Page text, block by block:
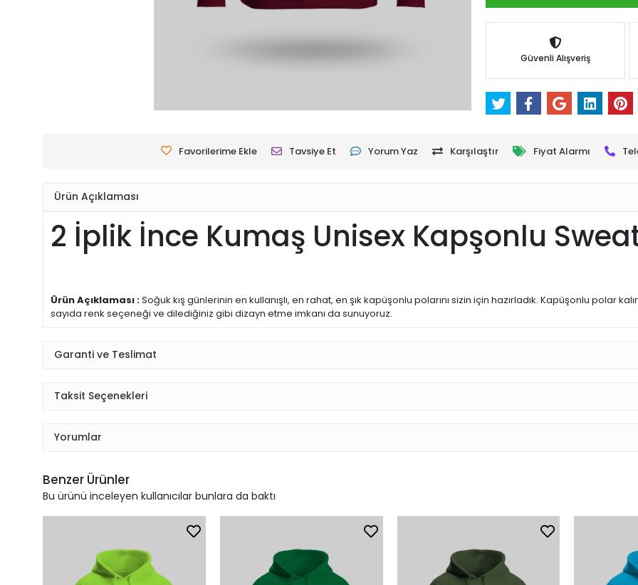
Güvenli Alışveriş
Favorilerime Ekle Tavsiye Et Yorum Yaz Karşılaştır Fiyat Alarmı
Ürün Açıklaması
2 İplik İnce Kumaş Unisex Kapşonlu
Ürün Açıklaması :Soğuk kış günlerinin en kullanışlı, en rahat, en şık kapüşonlu polarını sizin için hazırladık. Kapüşonlu polar
sayıda renk seçeneği ve dilediğiniz gibi dizayn etme imkanı da sunuyoruz.
Garanti ve Teslimat
Taksit Seçenekleri
Yorumlar
Benzer Ürünler
Bu ürünü inceleyen kullanıcılar bunlara da baktı